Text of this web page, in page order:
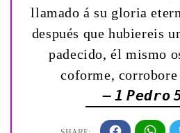
llamado á su gloria
después que hubiereis
padecido, él mismo
coforme, corrobore
— 1 Pedro